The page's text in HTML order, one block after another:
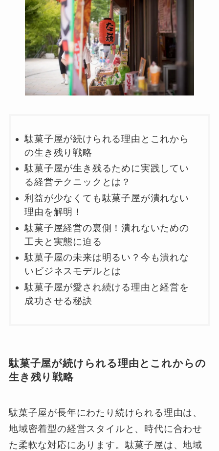
駄菓子屋が続けられる理由とこれから
の生き残り戦略
駄菓子屋が生き残るために実践してい
る経営テクニックとは？
利益が少なくても駄菓子屋が潰れない
理由を解明！
駄菓子屋経営の裏側！潰れないための
工夫と実態に迫る
駄菓子屋の未来は明るい？今も潰れな
いビジネスモデルとは
駄菓子屋が愛され続ける理由と経営を
成功させる秘訣
駄菓子屋が続けられる理由とこれからの
生き残り戦略
駄菓子屋が長年にわたり続けられる理由は、
地域密着型の経営スタイルと、時代に合わせ
た柔軟な対応にあります。駄菓子屋は、地域